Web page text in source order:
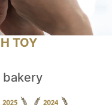
ΤΟΥ
bakery